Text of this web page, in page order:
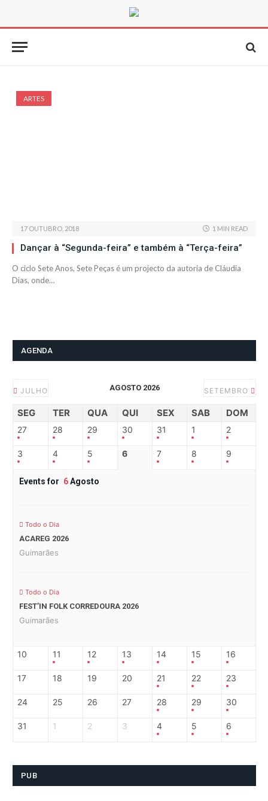
ARTES
17 OUTUBRO, 2018 1 MIN READ
Dançar à “Segunda-feira” e também à “Terça-feira”
O ciclo Sete Anos, Sete Peças é um projecto da autoria de Cláudia
Dias, onde…
AGENDA
JULHO AGOSTO 2026 SETEMBRO
SEG TER QUA QUI SEX SAB DOM
27 28 29 30 31 1 2
3 4 5 6 7 8 9
Events for 6Agosto
Todo o Dia
ACAREG 2026
Guimarães
Todo o Dia
FEST’IN FOLK CORREDOURA 2026
Guimarães
10 11 12 13 14 15 16
17 18 19 20 21 22 23
24 25 26 27 28 29 30
31 1 2 3 4 5 6
PUB